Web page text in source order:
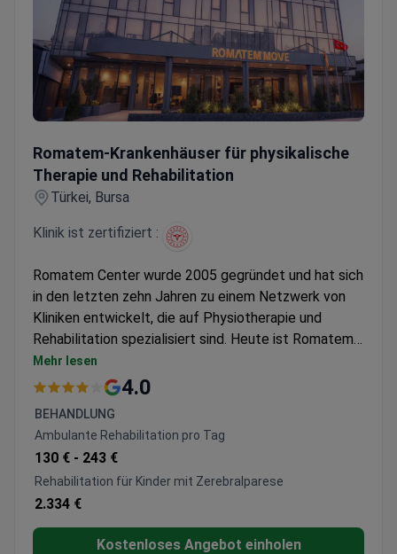
Romatem-Krankenhäuser für physikalische
Therapie und Rehabilitation
Türkei, Bursa
Klinik ist zertifiziert :
Romatem Center wurde 2005 gegründet und hat sich
in den letzten zehn Jahren zu einem Netzwerk von
Kliniken entwickelt, die auf Physiotherapie und
Rehabilitation spezialisiert sind. Heute ist Romatem
in 5 türkischen Städten vertreten. Romatem verfügt
über eine High-Tech-Roboterausrüstung und
von Patienten mit verschiedenen Krankheiten und
Verletzungen. Das Zentrum kooperiert mit vielen
großen türkischen Krankenhäusern.
Mehr lesen
4.0
BEHANDLUNG
Ambulante Rehabilitation pro Tag
130 € - 243 €
Rehabilitation für Kinder mit Zerebralparese
2.334 €
Kostenloses Angebot einholen